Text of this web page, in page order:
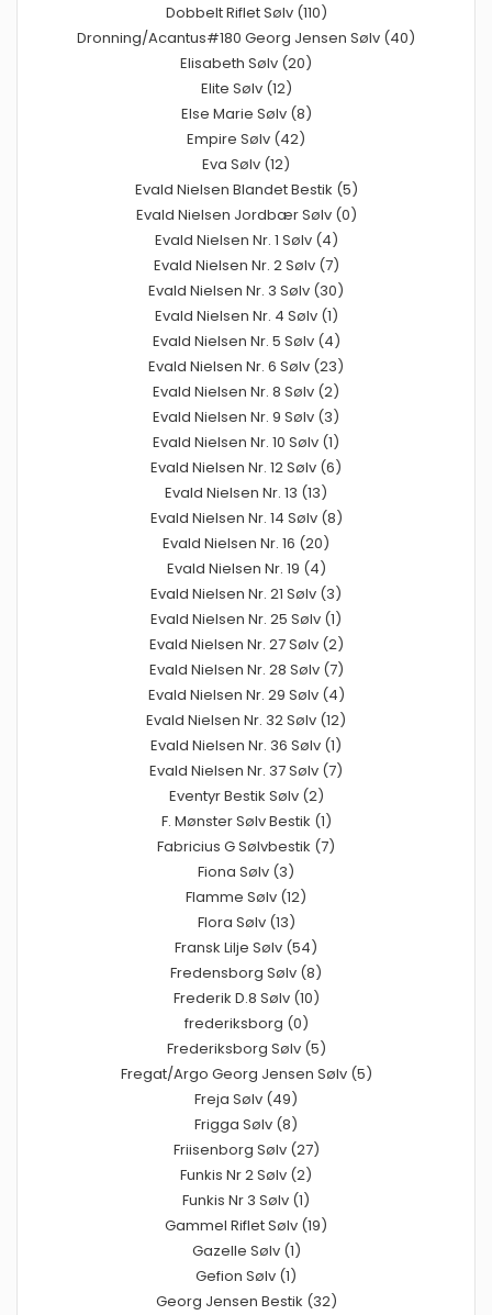
Dobbelt Riflet Sølv (110)
Dronning/Acantus#180 Georg Jensen Sølv (40)
Elisabeth Sølv (20)
Elite Sølv (12)
Else Marie Sølv (8)
Empire Sølv (42)
Eva Sølv (12)
Evald Nielsen Blandet Bestik (5)
Evald Nielsen Jordbær Sølv (0)
Evald Nielsen Nr. 1 Sølv (4)
Evald Nielsen Nr. 2 Sølv (7)
Evald Nielsen Nr. 3 Sølv (30)
Evald Nielsen Nr. 4 Sølv (1)
Evald Nielsen Nr. 5 Sølv (4)
Evald Nielsen Nr. 6 Sølv (23)
Evald Nielsen Nr. 8 Sølv (2)
Evald Nielsen Nr. 9 Sølv (3)
Evald Nielsen Nr. 10 Sølv (1)
Evald Nielsen Nr. 12 Sølv (6)
Evald Nielsen Nr. 13 (13)
Evald Nielsen Nr. 14 Sølv (8)
Evald Nielsen Nr. 16 (20)
Evald Nielsen Nr. 19 (4)
Evald Nielsen Nr. 21 Sølv (3)
Evald Nielsen Nr. 25 Sølv (1)
Evald Nielsen Nr. 27 Sølv (2)
Evald Nielsen Nr. 28 Sølv (7)
Evald Nielsen Nr. 29 Sølv (4)
Evald Nielsen Nr. 32 Sølv (12)
Evald Nielsen Nr. 36 Sølv (1)
Evald Nielsen Nr. 37 Sølv (7)
Eventyr Bestik Sølv (2)
F. Mønster Sølv Bestik (1)
Fabricius G Sølvbestik (7)
Fiona Sølv (3)
Flamme Sølv (12)
Flora Sølv (13)
Fransk Lilje Sølv (54)
Fredensborg Sølv (8)
Frederik D.8 Sølv (10)
frederiksborg (0)
Frederiksborg Sølv (5)
Fregat/Argo Georg Jensen Sølv (5)
Freja Sølv (49)
Frigga Sølv (8)
Friisenborg Sølv (27)
Funkis Nr 2 Sølv (2)
Funkis Nr 3 Sølv (1)
Gammel Riflet Sølv (19)
Gazelle Sølv (1)
Gefion Sølv (1)
Georg Jensen Bestik (32)